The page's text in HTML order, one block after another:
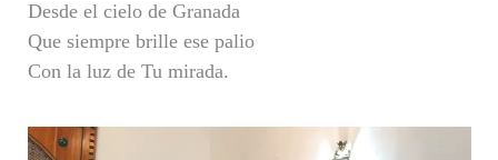
Desde el cielo de Granada
Que siempre brille ese palio
Con la luz de Tu mirada.